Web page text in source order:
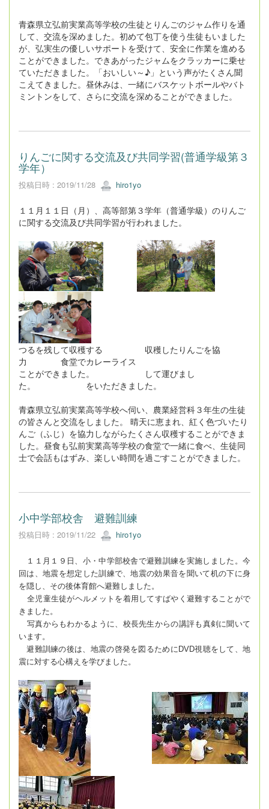
青森県立弘前実業高等学校の生徒とりんごのジャム作りを通
して、交流を深めました。初めて包丁を使う生徒もいました
が、弘実生の優しいサポートを受けて、安全に作業を進める
ことができました。できあがったジャムをクラッカーに乗せ
ていただきました。「おいしい～♪」という声がたくさん聞
こえてきました。昼休みは、一緒にバスケットボールやバト
ミントンをして、さらに交流を深めることができました。
りんごに関する交流及び共同学習(普通学級第３
学年）
投稿日時 : 2019/11/28 hiro1yo
１１月１１日（月）、高等部第３学年（普通学級）のりんご
に関する交流及び共同学習が行われました。
つるを残して収穫する 収穫したりんごを協
力 食堂でカレーライス
ことができました。 して運びまし
た。 をいただきました。
青森県立弘前実業高等学校へ伺い、農業経営科３年生の生徒
の皆さんと交流をしました。 晴天に恵まれ、紅く色づいたり
んご（ふじ）を協力しながらたくさん収穫することができま
した。昼食も弘前実業高等学校の食堂で一緒に食べ、生徒同
士で会話もはずみ、楽しい時間を過ごすことができました。
小中学部校舎 避難訓練
投稿日時 : 2019/11/22 hiro1yo
１１月１９日、小・中学部校舎で避難訓練を実施しました。今
回は、地震を想定した訓練で、地震の効果音を聞いて机の下に身
を隠し、その後体育館へ避難しました。
全児童生徒がヘルメットを着用してすばやく避難することがで
きました。
写真からもわかるように、校長先生からの講評も真剣に聞いて
います。
避難訓練の後は、地震の啓発を図るためにDVD視聴をして、地
震に対する心構えを学びました。